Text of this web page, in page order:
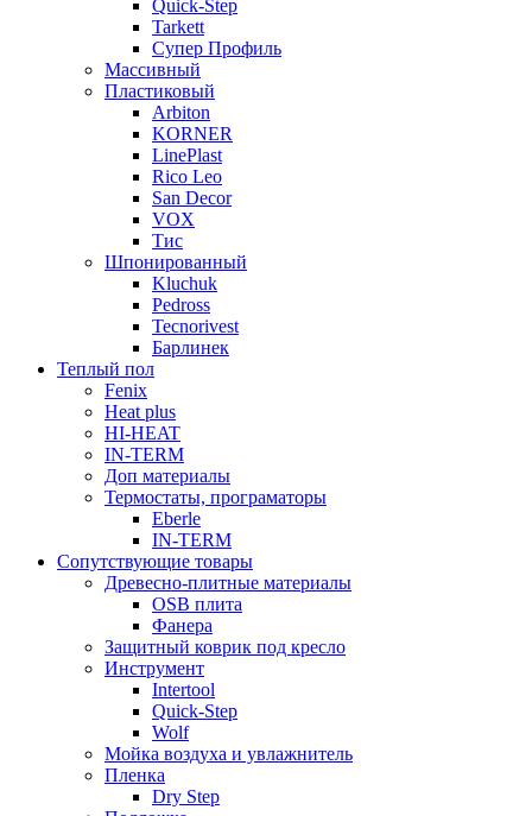
Quick-Step
Tarkett
Супер Профиль
Массивный
Пластиковый
Arbiton
KORNER
LinePlast
Rico Leo
San Decor
VOX
Тис
Шпонированный
Kluchuk
Pedross
Tecnorivest
Барлинек
Теплый пол
Fenix
Heat plus
HI-HEAT
IN-TERM
Доп материалы
Термостаты, програматоры
Eberle
IN-TERM
Сопутствующие товары
Древесно-плитные материалы
OSB плита
Фанера
Защитный коврик под кресло
Инструмент
Intertool
Quick-Step
Wolf
Мойка воздуха и увлажнитель
Пленка
Dry Step